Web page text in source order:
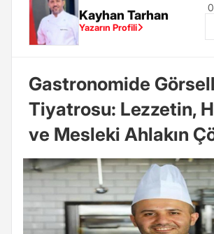
Kayhan Tarhan
Yazarın Profili
Gastronomide
Tiyatrosu: Lezzetin,
ve Mesleki Ahlakın